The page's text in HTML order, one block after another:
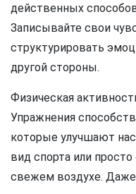
действенных
Записывайте свои
структурировать
другой стороны.
Физическая
Упражнения
которые улучшают
вид спорта или
свежем воздухе.